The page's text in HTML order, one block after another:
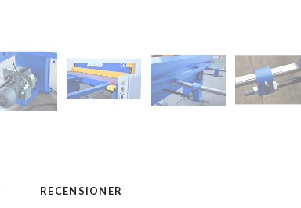
RECENSIONER